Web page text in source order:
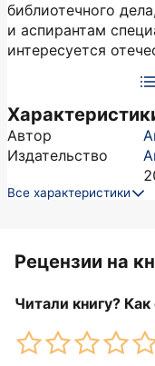
библиотечного
и аспирантам
интересуется
Автор
Издательство
Все характеристики
Рецензии на
Читали книгу?